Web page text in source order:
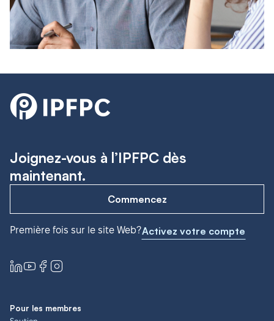
Joignez-vous à l’IPFPC dès
maintenant.
Commencez
Première fois sur le site Web?Activez votre compte
Pour les membres